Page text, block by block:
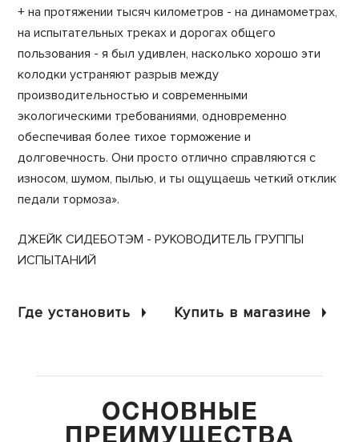
+ на протяжении тысяч километров - на динамометрах,
на испытательных треках и дорогах общего
пользования - я был удивлен, насколько хорошо эти
колодки устраняют разрыв между
производительностью и современными
экологическими требованиями, одновременно
обеспечивая более тихое торможение и
долговечность. Они просто отлично справляются с
износом, шумом, пылью, и ты ощущаешь четкий отклик
педали тормоза».
ДЖЕЙК СИДЕБОТЭМ - РУКОВОДИТЕЛЬ ГРУППЫ
ИСПЫТАНИЙ
Где установить Купить в магазине
ОСНОВНЫЕ
ПРЕИМУЩЕСТВА